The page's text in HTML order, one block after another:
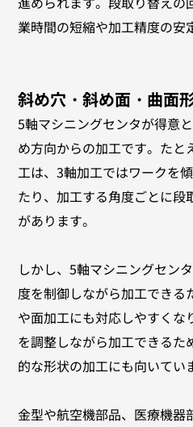
業時間の短縮や加工精度の安
斜め穴・斜め面・曲面
5軸マシニングセンタが得意
め方向からの加工です。たと
工は、3軸加工ではワークを
たり、加工する角度ごとに
があります。
しかし、5軸マシニングセン
度を制御しながら加工できる
や面加工にも対応しやすくな
を調整しながら加工できる
的な形状の加工にも向いてい
金型や航空機部品、医療機器